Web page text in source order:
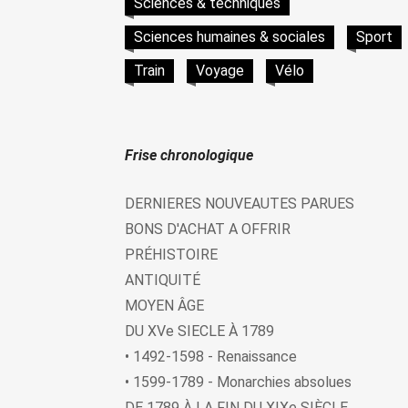
Sciences humaines & sociales
Sport
Train
Voyage Vélo
Frise chronologique
DERNIERES NOUVEAUTES PARUES
BONS D'ACHAT A OFFRIR
PRÉHISTOIRE
ANTIQUITÉ
MOYEN ÂGE
DU XVe SIECLE À 1789
• 1492-1598 - Renaissance
• 1599-1789 - Monarchies absolues